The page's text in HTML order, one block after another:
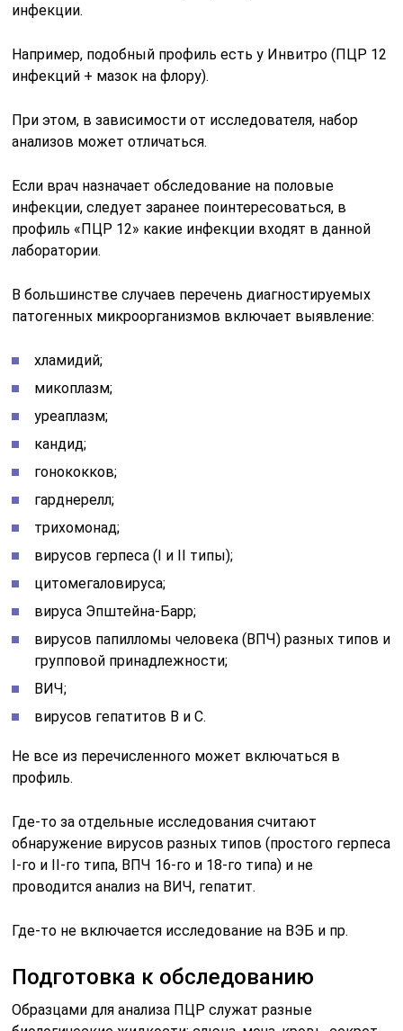
инфекции.
Например, подобный профиль есть у Инвитро (ПЦР 12
инфекций + мазок на флору).
При этом, в зависимости от исследователя, набор
анализов может отличаться.
Если врач назначает обследование на половые
инфекции, следует заранее поинтересоваться, в
профиль «ПЦР 12» какие инфекции входят в данной
лаборатории.
В большинстве случаев перечень диагностируемых
патогенных микроорганизмов включает выявление:
хламидий;
микоплазм;
уреаплазм;
кандид;
гонококков;
гарднерелл;
трихомонад;
вирусов герпеса (I и II типы);
цитомегаловируса;
вируса Эпштейна-Барр;
вирусов папилломы человека (ВПЧ) разных типов и
групповой принадлежности;
ВИЧ;
вирусов гепатитов В и С.
Не все из перечисленного может включаться в
профиль.
Где-то за отдельные исследования считают
обнаружение вирусов разных типов (простого герпеса
I-го и II-го типа, ВПЧ 16-го и 18-го типа) и не
проводится анализ на ВИЧ, гепатит.
Где-то не включается исследование на ВЭБ и пр.
Подготовка к обследованию
Образцами для анализа ПЦР служат разные